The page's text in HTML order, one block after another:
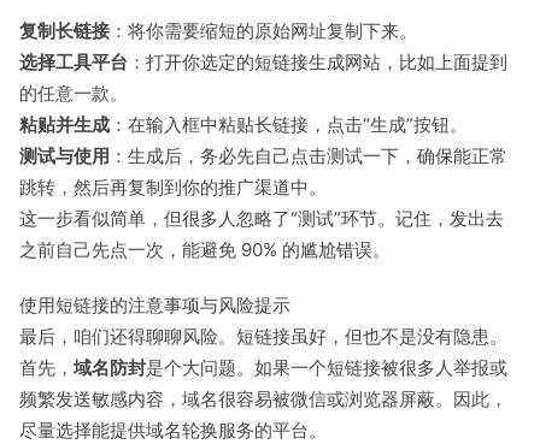
复制长链接 ：将你需要缩短的原始网址复制下来。
选择工具平台 ：打开你选定的短链接生成网站，比如上面提到
的任意一款。
粘贴并生成 ：在输入框中粘贴长链接，点击“生成”按钮。
测试与使用 ：生成后，务必先自己点击测试一下，确保能正常
跳转，然后再复制到你的推广渠道中。
这一步看似简单，但很多人忽略了“测试”环节。记住，发出去
之前自己先点一次，能避免 90% 的尴尬错误。
使用短链接的注意事项与风险提示
最后，咱们还得聊聊风险。短链接虽好，但也不是没有隐患。
首先， 域名防封是个大问题。如果一个短链接被很多人举报或
频繁发送敏感内容，域名很容易被微信或浏览器屏蔽。因此，
尽量选择能提供域名轮换服务的平台。